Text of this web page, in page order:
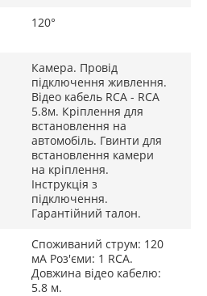
120°
Камера. Провід
підключення живлення.
Відео кабель RCA - RCA
5.8м. Кріплення для
встановлення на
автомобіль. Гвинти для
встановлення камери
на кріплення.
Інструкція з
підключення.
Гарантійний талон.
Споживаний струм: 120
мА Роз'єми: 1 RCA.
Довжина відео кабелю:
5.8 м.